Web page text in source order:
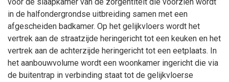
voor de slaapkamer van de zorgentiteit die voorzien wordt
in de halfondergrondse uitbreiding samen met een
afgescheiden badkamer. Op het gelijkvloers wordt het
vertrek aan de straatzijde heringericht tot een keuken en het
vertrek aan de achterzijde heringericht tot een eetplaats. In
het aanbouwvolume wordt een woonkamer ingericht die via
de buitentrap in verbinding staat tot de gelijkvloerse